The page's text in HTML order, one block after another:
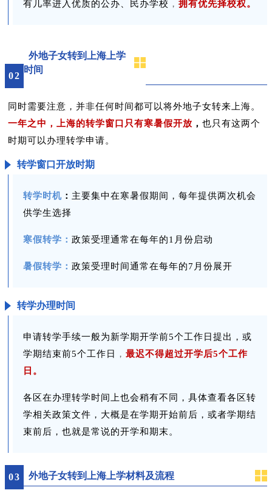
有几率进入优质的公办、民办学校 ， 拥有优先择校权。
02
外地子女转到上海上学
时间
同时需要注意，并非任何时间都可以将外地子女转来上海。
一年之中，上海的转学窗口只有寒暑假开放 ， 也只有这两个
时期可以办理转学申请。
转学窗口开放时期
转学时机 ： 主要集中在寒暑假期间，每年提供两次机会
供学生选择
寒假转学： 政策受理通常在每年的1月份启动
暑假转学： 政策受理时间通常在每年的7月份展开
转学办理时间
申请转学手续一般为新学期开学前5个工作日提出，或
学期结束前5个工作日
， 最迟不得超过开学后5个工作
日。
各区在办理转学时间上也会稍有不同，具体查看各区转
学相关政策文件，大概是在学期开始前后，或者学期结
束前后，也就是常说的开学和期末。
03 外地子女转到上海上学材料及流程